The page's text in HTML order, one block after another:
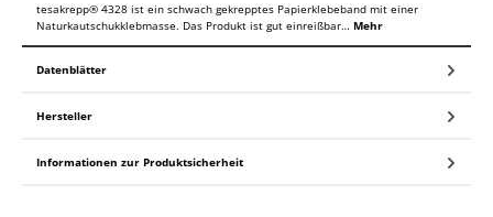
tesakrepp® 4328 ist ein schwach gekrepptes Papierklebeband mit einer
Naturkautschukklebmasse. Das Produkt ist gut einreißbar… Mehr
Datenblätter
Hersteller
Informationen zur Produktsicherheit